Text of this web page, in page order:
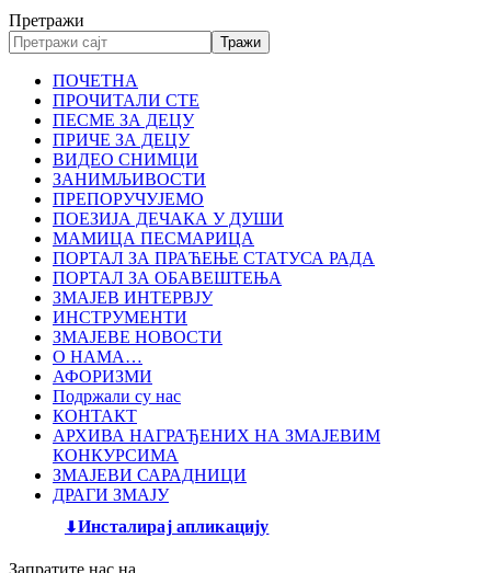
Претражи
ПОЧЕТНА
ПРОЧИТАЛИ СТЕ
ПЕСМЕ ЗА ДЕЦУ
ПРИЧЕ ЗА ДЕЦУ
ВИДЕО СНИМЦИ
ЗАНИМЉИВОСТИ
ПРЕПОРУЧУЈЕМО
ПОЕЗИЈА ДЕЧАКА У ДУШИ
МАМИЦА ПЕСМАРИЦА
ПОРТАЛ ЗА ПРАЋЕЊЕ СТАТУСА РАДА
ПОРТАЛ ЗА ОБАВЕШТЕЊА
ЗМАЈЕВ ИНТЕРВЈУ
ИНСТРУМЕНТИ
ЗМАЈЕВЕ НОВОСТИ
О НАМА…
АФОРИЗМИ
Подржали су нас
КОНТАКТ
АРХИВА НАГРАЂЕНИХ НА ЗМАЈЕВИМ
КОНКУРСИМА
ЗМАЈЕВИ САРАДНИЦИ
ДРАГИ ЗМАЈУ
Инсталирај апликацију
Запратите нас на